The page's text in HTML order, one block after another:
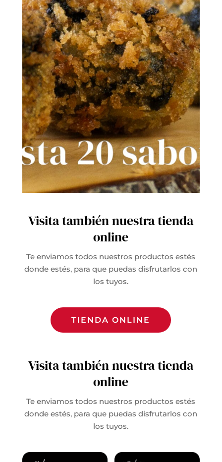
Visita también nuestra tienda
online
Te enviamos todos nuestros productos estés
donde estés, para que puedas disfrutarlos con
los tuyos.
TIENDA ONLINE
Visita también nuestra tienda
online
Te enviamos todos nuestros productos estés
donde estés, para que puedas disfrutarlos con
los tuyos.